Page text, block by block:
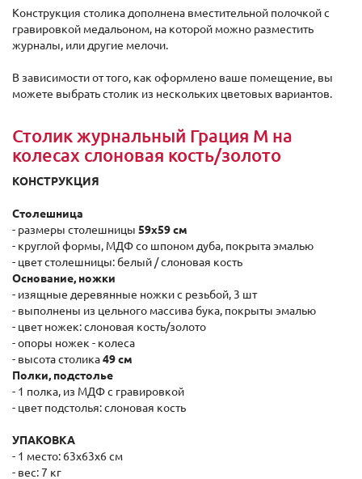
Конструкция столика дополнена вместительной полочкой с
гравировкой медальоном, на которой можно разместить
журналы, или другие мелочи.
В зависимости от того, как оформлено ваше помещение, вы
можете выбрать столик из нескольких цветовых вариантов.
Столик журнальный Грация М на
колесах слоновая кость/золото
КОНСТРУКЦИЯ
Столешница
- размеры столешницы 59x59 см
- круглой формы, МДФ со шпоном дуба, покрыта эмалью
- цвет столешницы: белый / слоновая кость
Основание, ножки
- изящные деревянные ножки с резьбой, 3 шт
- выполнены из цельного массива бука, покрыты эмалью
- цвет ножек: слоновая кость/золото
- опоры ножек - колеса
- высота столика49 см
Полки, подстолье
- 1 полка, из МДФ с гравировкой
- цвет подстолья: слоновая кость
УПАКОВКА
- 1 место: 63x63x6 см
- вес: 7 кг